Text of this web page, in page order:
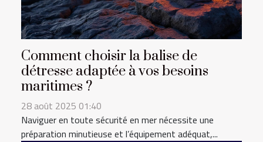
Comment choisir la balise de
détresse adaptée à vos besoins
maritimes ?
28 août 2025 01:40
Naviguer en toute sécurité en mer nécessite une
préparation minutieuse et l’équipement adéquat,...